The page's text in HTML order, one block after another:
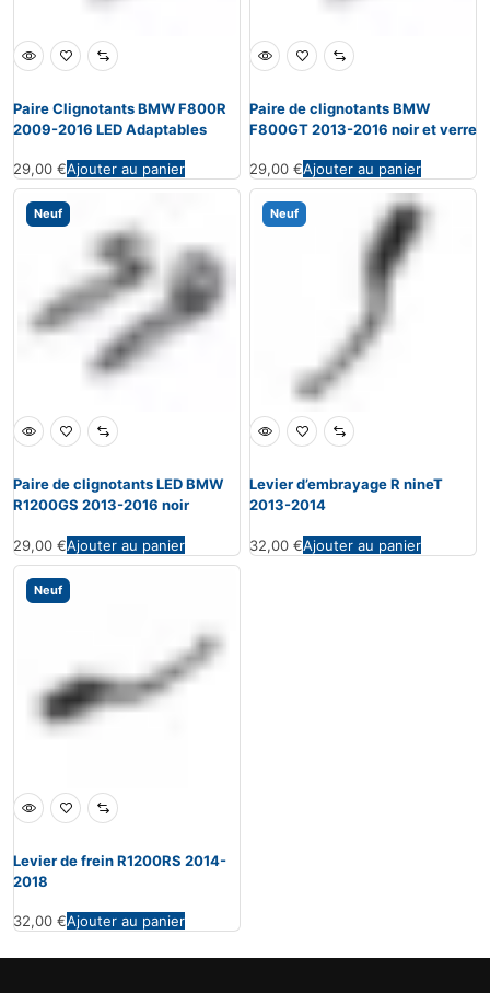
Paire Clignotants BMW F800R
2009-2016 LED Adaptables
29,00 €Ajouter au panier
Paire de clignotants BMW
F800GT 2013-2016 noir et verre
29,00 €Ajouter au panier
Neuf
Paire de clignotants LED BMW
R1200GS 2013-2016 noir
29,00 €Ajouter au panier
Neuf
Levier d’embrayage R nineT
2013-2014
32,00 €Ajouter au panier
Neuf
Levier de frein R1200RS 2014-
2018
32,00 €Ajouter au panier